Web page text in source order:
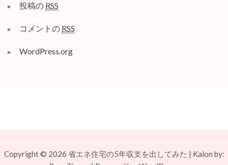
投稿の RSS
コメントの RSS
WordPress.org
Copyright © 2026 省エネ住宅の5年収支を出してみた | Kalon by: